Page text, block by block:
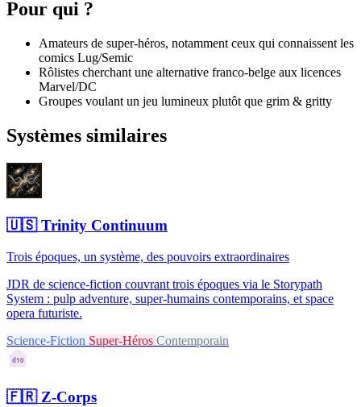
Pour qui ?
Amateurs de super-héros, notamment ceux qui connaissent les
comics Lug/Semic
Rôlistes cherchant une alternative franco-belge aux licences
Marvel/DC
Groupes voulant un jeu lumineux plutôt que grim & gritty
Systèmes similaires
🇺🇸Trinity Continuum
Trois époques, un système, des pouvoirs extraordinaires
JDR de science-fiction couvrant trois époques via le Storypath
System : pulp adventure, super-humains contemporains, et space
opera futuriste.
Science-Fiction Super-Héros Contemporain
d10
🇫🇷Z-Corps